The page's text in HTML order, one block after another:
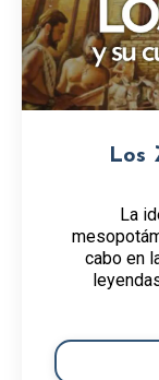
Los
La
cabo en